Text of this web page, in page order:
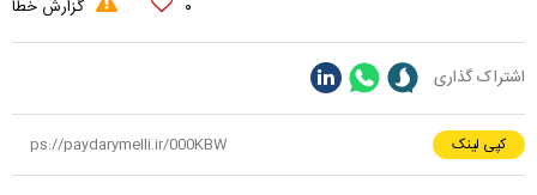
۰ گزارش خطا
اشتراک گذاری
کپی لینک